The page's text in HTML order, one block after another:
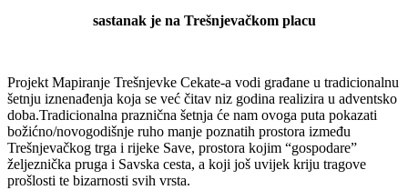
sastanak je na Trešnjevačkom placu
Projekt Mapiranje Trešnjevke Cekate-a vodi građane u tradicionalnu
šetnju iznenađenja koja se već čitav niz godina realizira u adventsko
doba.Tradicionalna praznična šetnja će nam ovoga puta pokazati
božićno/novogodišnje ruho manje poznatih prostora između
Trešnjevačkog trga i rijeke Save, prostora kojim “gospodare”
željeznička pruga i Savska cesta, a koji još uvijek kriju tragove
prošlosti te bizarnosti svih vrsta.